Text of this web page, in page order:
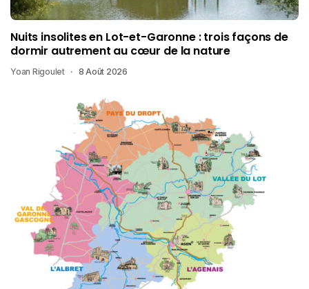
Nuits insolites en Lot-et-Garonne : trois façons de
dormir autrement au cœur de la nature
Yoan Rigoulet 8 Août 2026